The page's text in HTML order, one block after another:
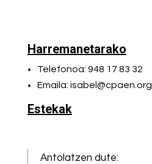
Harremanetarako
Telefonoa: 948 17 83 32
Emaila: isabel@cpaen.org
Estekak
Antolatzen dute: